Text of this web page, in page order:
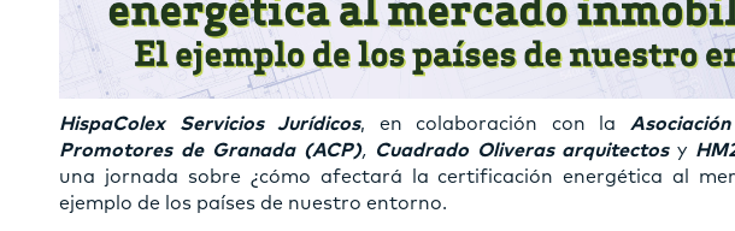
HispaColex Servicios Jurídicos, en colaboración con la
Promotores de Granada (ACP), Cuadrado Oliveras arquitectos y
una jornada sobre ¿cómo afectará la certificación energética al
ejemplo de los países de nuestro entorno.